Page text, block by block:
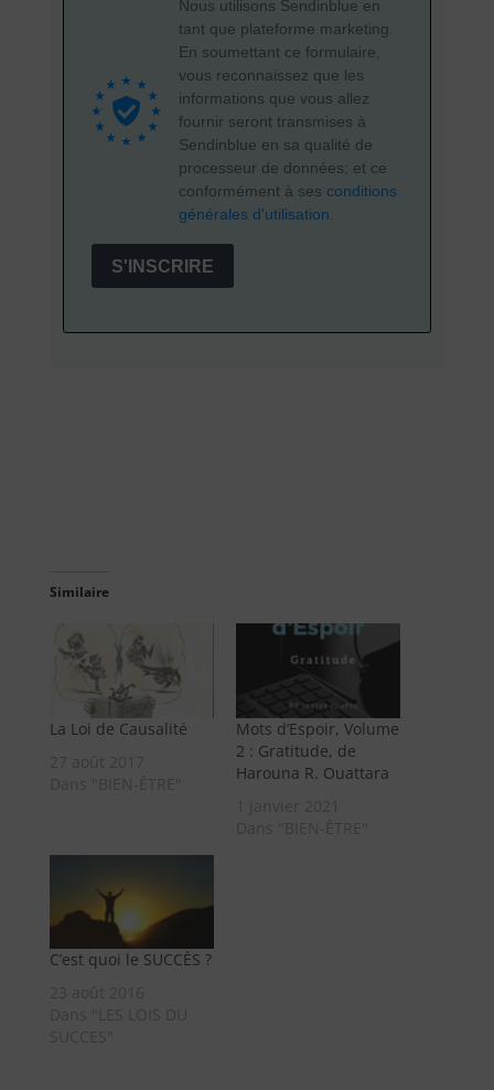
Nous utilisons Sendinblue en
tant que plateforme marketing.
En soumettant ce formulaire,
vous reconnaissez que les
informations que vous allez
fournir seront transmises à
Sendinblue en sa qualité de
processeur de données; et ce
conformément à ses conditions
générales d'utilisation.
S'INSCRIRE
Similaire
La Loi de Causalité
Mots d’Espoir, Volume
2 : Gratitude, de
Harouna R. Ouattara
C’est quoi le SUCCÈS ?